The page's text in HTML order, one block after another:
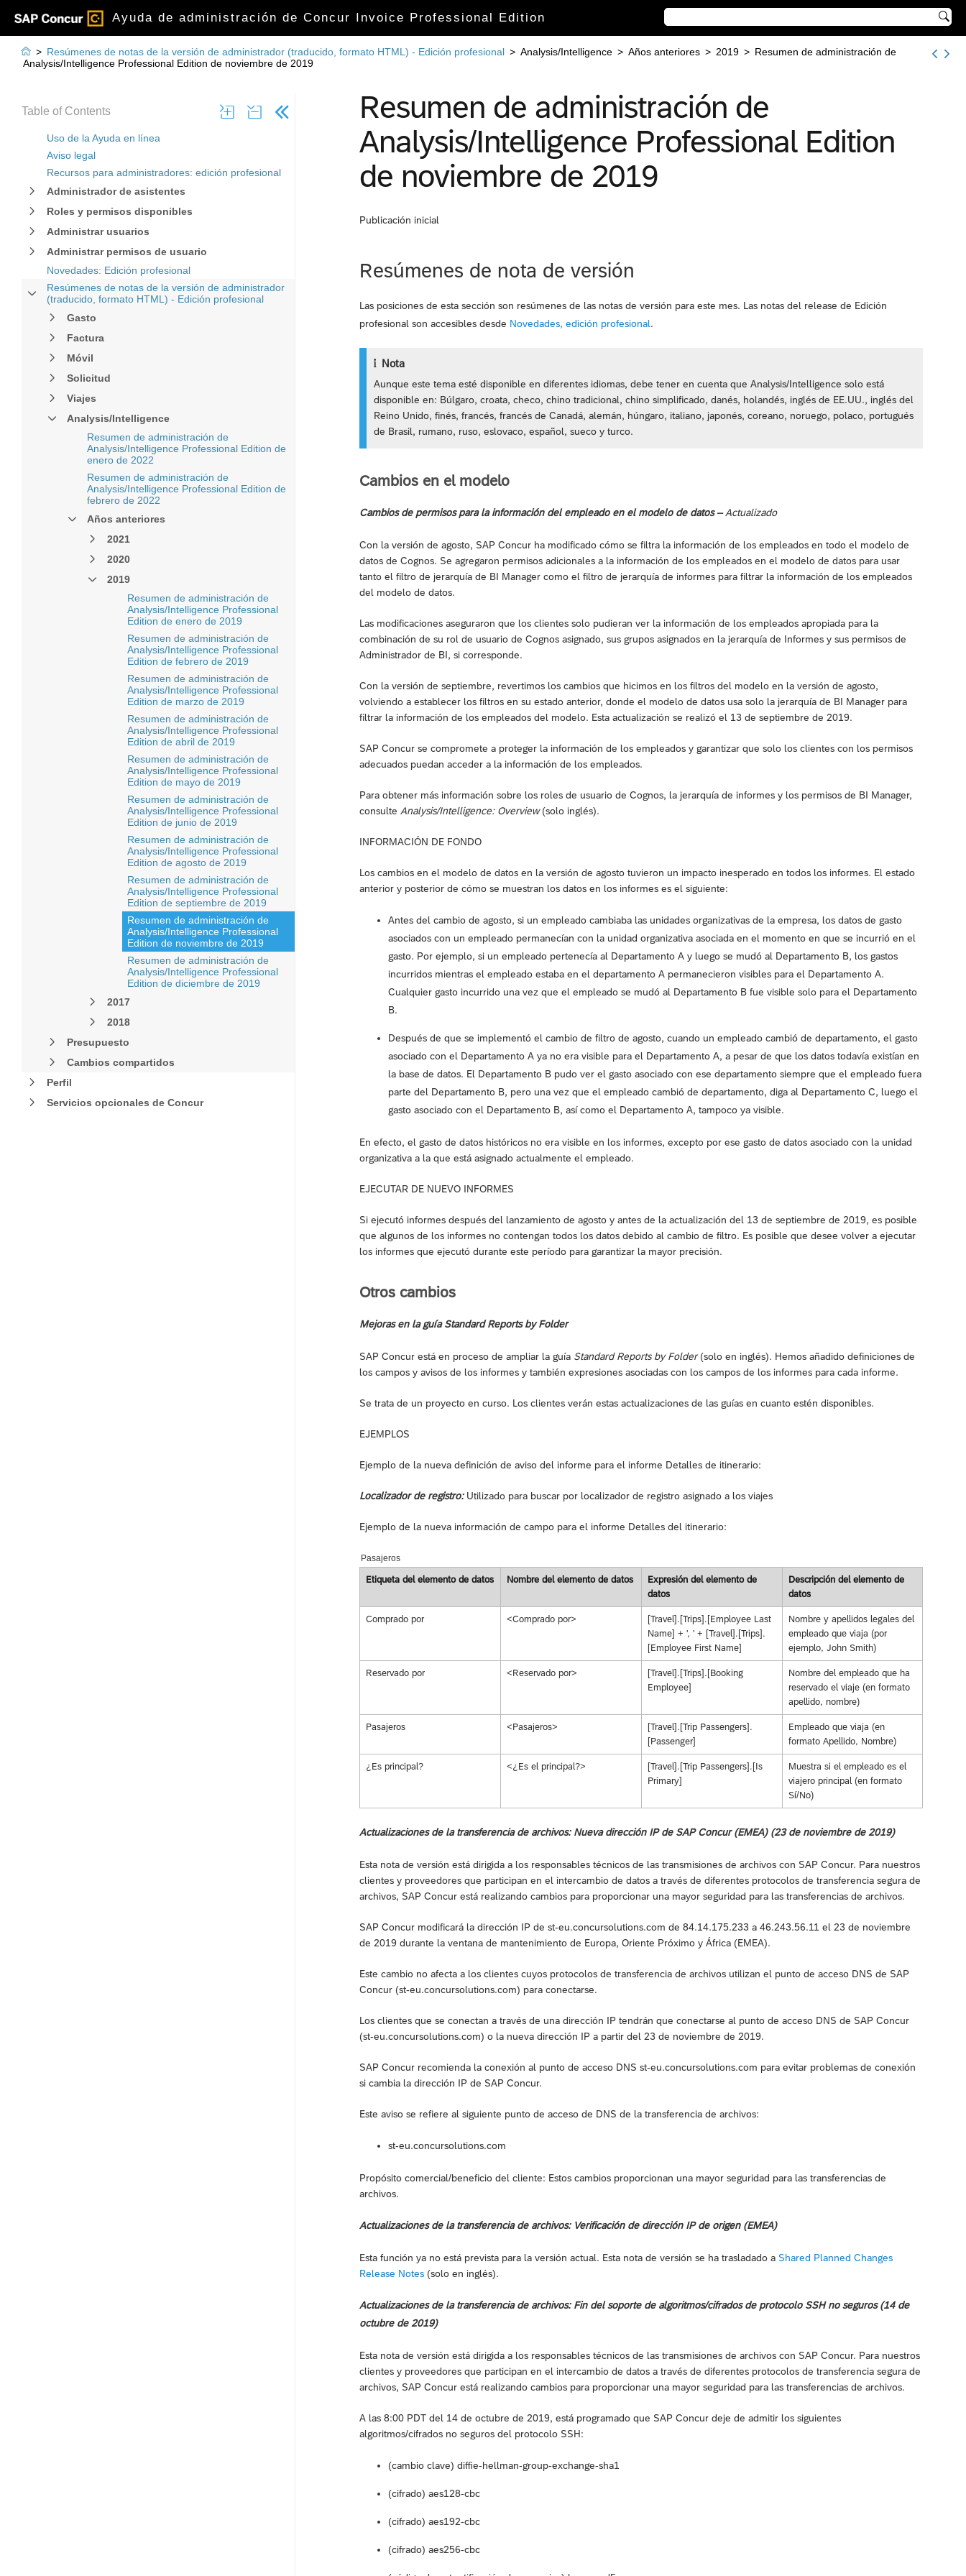
Ayuda de administración de Concur Invoice Professional Edition 
Table of Contents
Uso de la Ayuda en línea
Aviso legal
Recursos para administradores: edición profesional
Administrador de asistentes
Roles y permisos disponibles
Administrar usuarios
Administrar permisos de usuario
Novedades: Edición profesional
Resúmenes de notas de la versión de administrador
(traducido, formato HTML) - Edición profesional
Gasto
Factura
Móvil
Solicitud
Viajes
Analysis/Intelligence
Resumen de administración de
Analysis/Intelligence Professional Edition de
enero de 2022
Resumen de administración de
Analysis/Intelligence Professional Edition de
febrero de 2022
Años anteriores
2021
2020
2019
Resumen de administración de
Analysis/Intelligence Professional
Edition de enero de 2019
Resumen de administración de
Analysis/Intelligence Professional
Edition de febrero de 2019
Resumen de administración de
Analysis/Intelligence Professional
Edition de marzo de 2019
Resumen de administración de
Analysis/Intelligence Professional
Edition de abril de 2019
Resumen de administración de
Analysis/Intelligence Professional
Edition de mayo de 2019
Resumen de administración de
Analysis/Intelligence Professional
Edition de junio de 2019
Resumen de administración de
Analysis/Intelligence Professional
Edition de agosto de 2019
Resumen de administración de
Analysis/Intelligence Professional
Edition de septiembre de 2019
Resumen de administración de
Analysis/Intelligence Professional
Edition de noviembre de 2019
Resumen de administración de
Analysis/Intelligence Professional
Edition de diciembre de 2019
2017
2018
Presupuesto
Cambios compartidos
Perfil
Servicios opcionales de Concur
 > Resúmenes de notas de la versión de administrador (traducido, formato HTML) - Edición profesional > Analysis/Intelligence > Años anteriores > 2019 > Resumen de administración de
Analysis/Intelligence Professional Edition de noviembre de 2019
Resumen de administración de
Analysis/Intelligence Professional Edition
de noviembre de 2019
Publicación inicial
Resúmenes de nota de versión
Las posiciones de esta sección son resúmenes de las notas de versión para este mes. Las notas del release de Edición
profesional son accesibles desde Novedades, edición profesional.
Nota
Aunque este tema esté disponible en diferentes idiomas, debe tener en cuenta que Analysis/Intelligence solo está
disponible en: Búlgaro, croata, checo, chino tradicional, chino simplificado, danés, holandés, inglés de EE.UU., inglés del
Reino Unido, finés, francés, francés de Canadá, alemán, húngaro, italiano, japonés, coreano, noruego, polaco, portugués
de Brasil, rumano, ruso, eslovaco, español, sueco y turco.
Cambios en el modelo
Cambios de permisos para la información del empleado en el modelo de datos –Actualizado
Con la versión de agosto, SAP Concur ha modificado cómo se filtra la información de los empleados en todo el modelo de
datos de Cognos. Se agregaron permisos adicionales a la información de los empleados en el modelo de datos para usar
tanto el filtro de jerarquía de BI Manager como el filtro de jerarquía de informes para filtrar la información de los empleados
del modelo de datos.
Las modificaciones aseguraron que los clientes solo pudieran ver la información de los empleados apropiada para la
combinación de su rol de usuario de Cognos asignado, sus grupos asignados en la jerarquía de Informes y sus permisos de
Administrador de BI, si corresponde.
Con la versión de septiembre, revertimos los cambios que hicimos en los filtros del modelo en la versión de agosto,
volviendo a establecer los filtros en su estado anterior, donde el modelo de datos usa solo la jerarquía de BI Manager para
filtrar la información de los empleados del modelo. Esta actualización se realizó el 13 de septiembre de 2019.
SAP Concur se compromete a proteger la información de los empleados y garantizar que solo los clientes con los permisos
adecuados puedan acceder a la información de los empleados.
Para obtener más información sobre los roles de usuario de Cognos, la jerarquía de informes y los permisos de BI Manager,
consulte Analysis/Intelligence: Overview(solo inglés).
INFORMACIÓN DE FONDO
Los cambios en el modelo de datos en la versión de agosto tuvieron un impacto inesperado en todos los informes. El estado
anterior y posterior de cómo se muestran los datos en los informes es el siguiente:
Antes del cambio de agosto, si un empleado cambiaba las unidades organizativas de la empresa, los datos de gasto
asociados con un empleado permanecían con la unidad organizativa asociada en el momento en que se incurrió en el
gasto. Por ejemplo, si un empleado pertenecía al Departamento A y luego se mudó al Departamento B, los gastos
incurridos mientras el empleado estaba en el departamento A permanecieron visibles para el Departamento A.
Cualquier gasto incurrido una vez que el empleado se mudó al Departamento B fue visible solo para el Departamento
B.
Después de que se implementó el cambio de filtro de agosto, cuando un empleado cambió de departamento, el gasto
asociado con el Departamento A ya no era visible para el Departamento A, a pesar de que los datos todavía existían en
la base de datos. El Departamento B pudo ver el gasto asociado con ese departamento siempre que el empleado fuera
parte del Departamento B, pero una vez que el empleado cambió de departamento, diga al Departamento C, luego el
gasto asociado con el Departamento B, así como el Departamento A, tampoco ya visible.
En efecto, el gasto de datos históricos no era visible en los informes, excepto por ese gasto de datos asociado con la unidad
organizativa a la que está asignado actualmente el empleado.
EJECUTAR DE NUEVO INFORMES
Si ejecutó informes después del lanzamiento de agosto y antes de la actualización del 13 de septiembre de 2019, es posible
que algunos de los informes no contengan todos los datos debido al cambio de filtro. Es posible que desee volver a ejecutar
los informes que ejecutó durante este período para garantizar la mayor precisión.
Otros cambios
Mejoras en la guía Standard Reports by Folder
SAP Concur está en proceso de ampliar la guía Standard Reports by Folder(solo en inglés). Hemos añadido definiciones de
los campos y avisos de los informes y también expresiones asociadas con los campos de los informes para cada informe.
Se trata de un proyecto en curso. Los clientes verán estas actualizaciones de las guías en cuanto estén disponibles.
EJEMPLOS
Ejemplo de la nueva definición de aviso del informe para el informe Detalles de itinerario:
Localizador de registro:Utilizado para buscar por localizador de registro asignado a los viajes
Ejemplo de la nueva información de campo para el informe Detalles del itinerario:
Pasajeros
Etiqueta del elemento de datos Nombre del elemento de datos
Expresión del elemento de
datos
Descripción del elemento de
datos
Comprado por <Comprado por>
[Travel].[Trips].[Employee Last
Name] + ', ' + [Travel].[Trips].
[Employee First Name]
Nombre y apellidos legales del
empleado que viaja (por
ejemplo, John Smith)
Reservado por <Reservado por>
[Travel].[Trips].[Booking
Employee]
Nombre del empleado que ha
reservado el viaje (en formato
apellido, nombre)
Pasajeros <Pasajeros>
[Travel].[Trip Passengers].
[Passenger]
Empleado que viaja (en
formato Apellido, Nombre)
¿Es principal? <¿Es el principal?>
[Travel].[Trip Passengers].[Is
Primary]
Muestra si el empleado es el
viajero principal (en formato
Sí/No)
Actualizaciones de la transferencia de archivos: Nueva dirección IP de SAP Concur (EMEA) (23 de noviembre de 2019)
Esta nota de versión está dirigida a los responsables técnicos de las transmisiones de archivos con SAP Concur. Para nuestros
clientes y proveedores que participan en el intercambio de datos a través de diferentes protocolos de transferencia segura de
archivos, SAP Concur está realizando cambios para proporcionar una mayor seguridad para las transferencias de archivos.
SAP Concur modificará la dirección IP de st-eu.concursolutions.com de 84.14.175.233 a 46.243.56.11 el 23 de noviembre
de 2019 durante la ventana de mantenimiento de Europa, Oriente Próximo y África (EMEA).
Este cambio no afecta a los clientes cuyos protocolos de transferencia de archivos utilizan el punto de acceso DNS de SAP
Concur (st-eu.concursolutions.com) para conectarse.
Los clientes que se conectan a través de una dirección IP tendrán que conectarse al punto de acceso DNS de SAP Concur
(st-eu.concursolutions.com) o la nueva dirección IP a partir del 23 de noviembre de 2019.
SAP Concur recomienda la conexión al punto de acceso DNS st-eu.concursolutions.com para evitar problemas de conexión
si cambia la dirección IP de SAP Concur.
Este aviso se refiere al siguiente punto de acceso de DNS de la transferencia de archivos:
st-eu.concursolutions.com
Propósito comercial/beneficio del cliente: Estos cambios proporcionan una mayor seguridad para las transferencias de
archivos.
Actualizaciones de la transferencia de archivos: Verificación de dirección IP de origen (EMEA)
Esta función ya no está prevista para la versión actual. Esta nota de versión se ha trasladado a Shared Planned Changes
Release Notes (solo en inglés).
Actualizaciones de la transferencia de archivos: Fin del soporte de algoritmos/cifrados de protocolo SSH no seguros (14 de
octubre de 2019)
Esta nota de versión está dirigida a los responsables técnicos de las transmisiones de archivos con SAP Concur. Para nuestros
clientes y proveedores que participan en el intercambio de datos a través de diferentes protocolos de transferencia segura de
archivos, SAP Concur está realizando cambios para proporcionar una mayor seguridad para las transferencias de archivos.
A las 8:00 PDT del 14 de octubre de 2019, está programado que SAP Concur deje de admitir los siguientes
algoritmos/cifrados no seguros del protocolo SSH:
(cambio clave) diffie-hellman-group-exchange-sha1
(cifrado) aes128-cbc
(cifrado) aes192-cbc
(cifrado) aes256-cbc